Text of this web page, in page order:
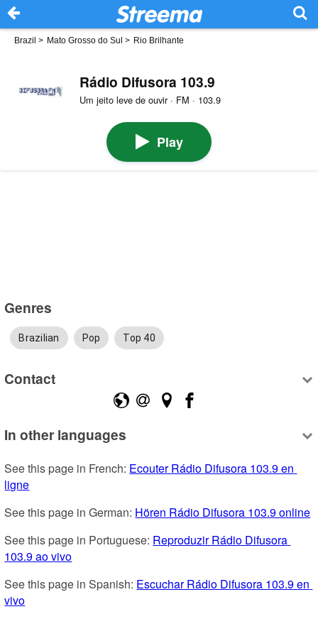
Brazil > Mato Grosso do Sul > Rio Brilhante
Rádio Difusora 103.9
Um jeito leve de ouvir · FM · 103.9
Play
Genres
Brazilian Pop Top 40
Contact
In other languages
See this page in French: Ecouter Rádio Difusora 103.9 en
ligne
See this page in German: Hören Rádio Difusora 103.9 online
See this page in Portuguese: Reproduzir Rádio Difusora
103.9 ao vivo
See this page in Spanish: Escuchar Rádio Difusora 103.9 en
vivo